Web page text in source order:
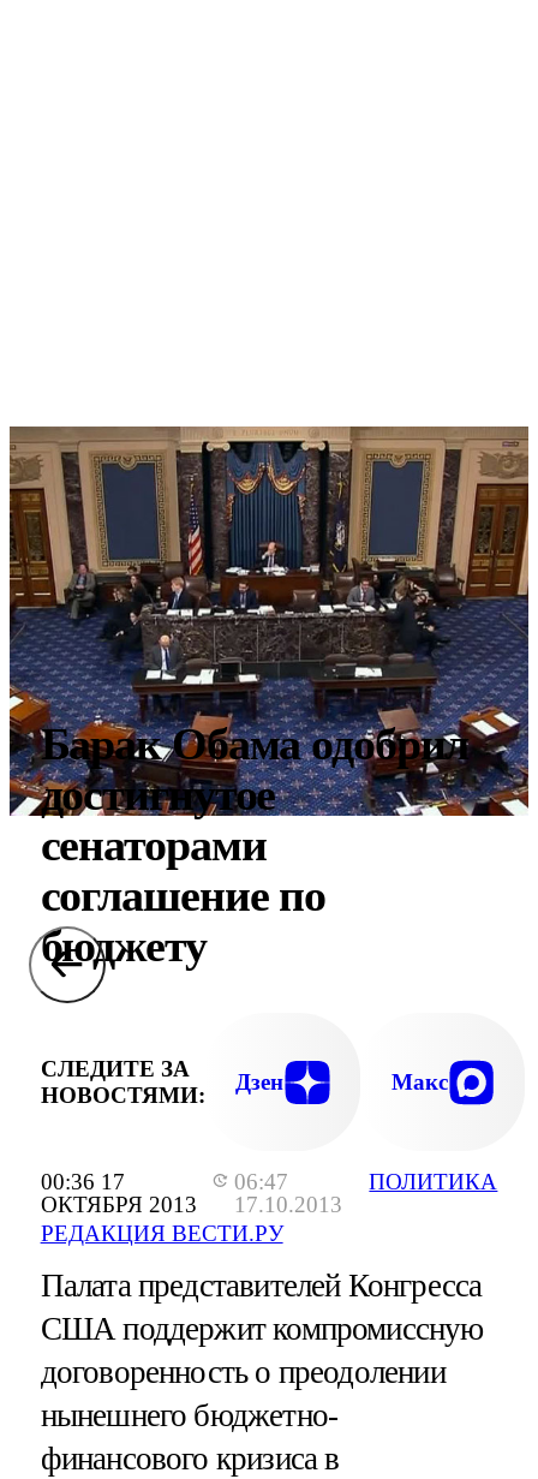
00:36 17
ОКТЯБРЯ 2013
06:47
17.10.2013
РЕДАКЦИЯ ВЕСТИ.РУ
ПОЛИТИКА
Барак Обама одобрил
достигнутое
сенаторами
соглашение по
бюджету
СЛЕДИТЕ ЗА
НОВОСТЯМИ:
Дзен Макс
Палата представителей Конгресса
США поддержит компромиссную
договоренность о преодолении
нынешнего бюджетно-
финансового кризиса в